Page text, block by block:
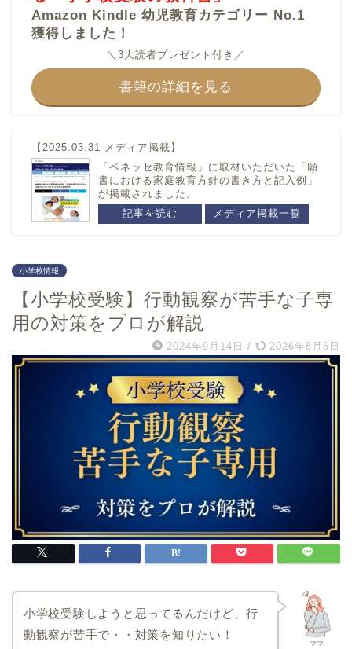
Amazon Kindle 幼児教育カテゴリー No.1
獲得しました！
＼3大読者プレゼント付き／
書籍の詳細を見る
【2025.03.31 メディア掲載】
「ベネッセ教育情報」に取材いただいた「願
書における家庭教育方針の書き方と記入例」
が掲載されました。
記事を読む
メディア掲載一覧
小学校情報
【小学校受験】行動観察が苦手な子専
用の対策をプロが解説
2024年9月14日 / 2026年8月6日
ママ
小学校受験しようと思ってるんだけど、行
動観察が苦手で・・対策を知りたい！
青山学院大学系属浦和ル
ーテル学院小学校
さとえ学園小学校
星野学園小学校
西武学園文理小学校
江戸川学園取手小学校
兵庫県
神戸海星女子学院小学校
雲雀丘学園小学校
校
仁川学院小学校
小林聖心女子学院小学校
甲子園学院小学校
ウカル子教材
絵画工作
知識
記憶
図形
マニュアル
奈良学園小学校
奈良教育大学附属小学校
奈良育英グローバル小学
校
智辯学園奈良カレッジ小
帝塚山小学校
和歌山県
うつほの杜学園小学校
小学校